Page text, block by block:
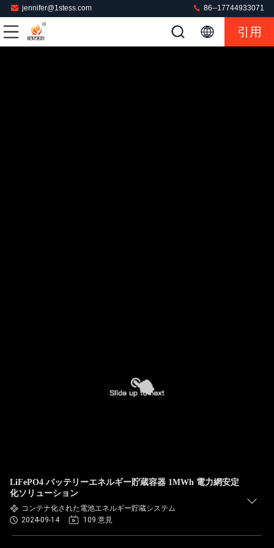
jennifer@1stess.com 86--17744933071
引用
LiFePO4 バッテリーエネルギー貯蔵容器 1MWh 電力網安定
化ソリューション
コンテナ化された電池エネルギー貯蔵システム
2024-09-14
109 意見